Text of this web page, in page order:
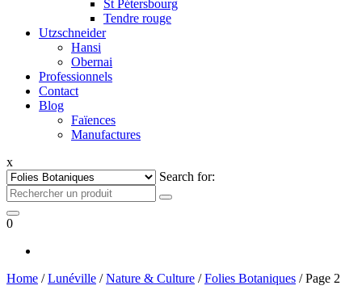
St Pétersbourg
Tendre rouge
Utzschneider
Hansi
Obernai
Professionnels
Contact
Blog
Faïences
Manufactures
x
Search for:
0
Home /Lunéville /Nature & Culture /Folies Botaniques / Page 2